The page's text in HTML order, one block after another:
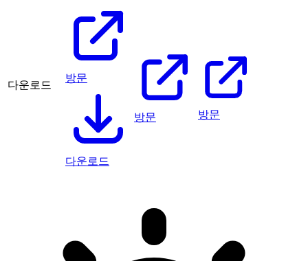
다운로드
방문
다운로드
방문 방문